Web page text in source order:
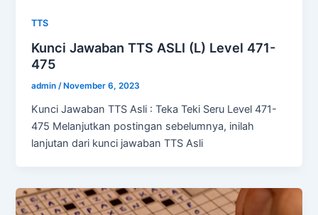
TTS
Kunci Jawaban TTS ASLI (L) Level 471-
475
admin /November 6, 2023
Kunci Jawaban TTS Asli : Teka Teki Seru Level 471-
475 Melanjutkan postingan sebelumnya, inilah
lanjutan dari kunci jawaban TTS Asli